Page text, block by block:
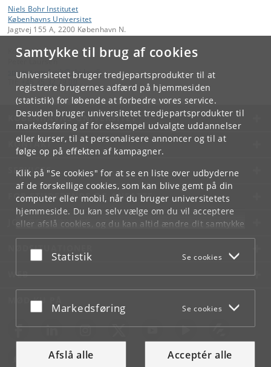
Samtykke til brug af cookies
Universitetet bruger tredjepartsprodukter til at
registrere brugernes adfærd på hjemmesiden
(statistik) for løbende at forbedre vores service.
Desuden bruger universitetet tredjepartsprodukter til
markedsføring af for eksempel udvalgte uddannelser
eller kurser, til at personalisere annoncer og til at
følge op på effekten af kampagner.
Klik på "Se cookies" for at se en liste over udbyderne
af de forskellige cookies, som kan blive gemt på din
computer eller mobil, når du bruger universitetets
hjemmeside. Du kan selv vælge om du vil acceptere
eller afslå cookies, og du kan altid ændre dit samtykke
underCookie- og privatlivspolitiksom du finder i
bunden af hver side.
Acceptér eller afslå
Statistik Se cookies
Acceptér eller afslå
Markedsføring Se cookies
Afslå alle Acceptér alle
Niels Bohr Institutet
Københavns Universitet
Jagtvej 155 A, 2200 København N.
Kontakt:
Peter Laursen
spoerg.om.fysik@ nbi.ku.dk
KØBENHAVNS UNIVERSITET
KONTAKT
SERVICES
FOR STUDERENDE OG ANSATTE
JOB OG KARRIERE
NØDSITUATIONER
WEB
MØD KU PÅ